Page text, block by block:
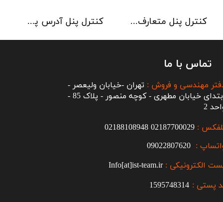
کنترل پنل آدرس پذیر C-TEC سری XFP دو لوپ 32 زون کنترل پنل متعارف C-TEC سری CFP 8 Zone
تماس با ما
:
02187700029
02188108948
الکترونیکی :Info[at]ist-team.ir
:
مهندسی و فروش : تهران -خیابان ولیعصر -
ابتدای خیابان مطهری - کوچه منصور - پلاک 85 -
2
پستی : 1595748314